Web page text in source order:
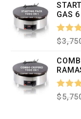
De 5
GAS
De 5
$
$